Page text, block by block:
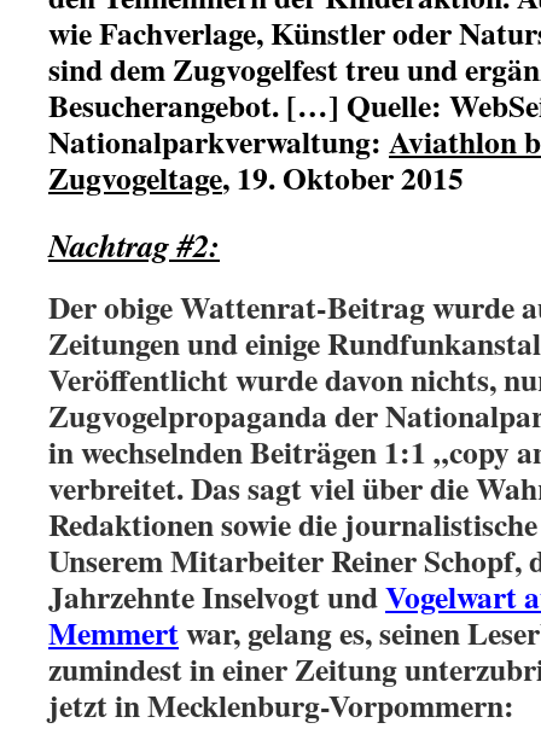
wie Fachverlage, Künstler oder
sind dem Zugvogelfest treu und
Besucherangebot. […] Quelle:
Nationalparkverwaltung: Aviathlon
Zugvogeltage, 19. Oktober 2015
Nachtrag #2:
Der obige Wattenrat-Beitrag wurde
Zeitungen und einige
Veröffentlicht wurde davon nichts,
Zugvogelpropaganda der
in wechselnden Beiträgen 1:1 „copy
verbreitet. Das sagt viel über die
Redaktionen sowie die
Unserem Mitarbeiter Reiner Schopf,
Jahrzehnte Inselvogt undVogelwart
Memmertwar, gelang es, seinen
zumindest in einer Zeitung
jetzt in Mecklenburg-Vorpommern: